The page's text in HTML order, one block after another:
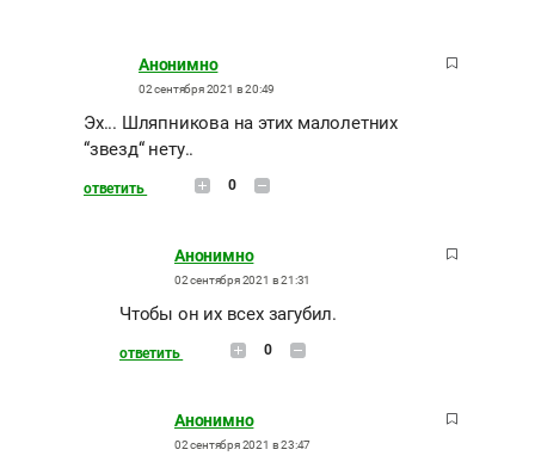
Анонимно
02 сентября 2021 в 20:49
Эх... Шляпникова на этих малолетних
“звезд“ нету..
ответить 0
Анонимно
02 сентября 2021 в 21:31
Чтобы он их всех загубил.
ответить 0
Анонимно
02 сентября 2021 в 23:47